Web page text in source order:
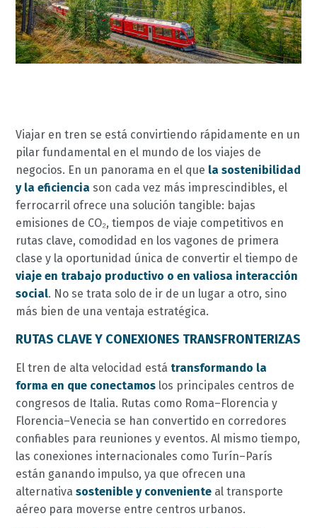
Viajar en tren se está convirtiendo rápidamente en un
pilar fundamental en el mundo de los viajes de
negocios. En un panorama en el que la sostenibilidad
y la eficiencia son cada vez más imprescindibles, el
ferrocarril ofrece una solución tangible: bajas
emisiones de CO₂, tiempos de viaje competitivos en
rutas clave, comodidad en los vagones de primera
clase y la oportunidad única de convertir el tiempo de
viaje en trabajo productivo o en valiosa interacción
social. No se trata solo de ir de un lugar a otro, sino
más bien de una ventaja estratégica.
RUTAS CLAVE Y CONEXIONES TRANSFRONTERIZAS
El tren de alta velocidad está transformando la
forma en que conectamos los principales centros de
congresos de Italia. Rutas como Roma–Florencia y
Florencia–Venecia se han convertido en corredores
confiables para reuniones y eventos. Al mismo tiempo,
las conexiones internacionales como Turín–París
están ganando impulso, ya que ofrecen una
alternativasostenible y conveniente al transporte
aéreo para moverse entre centros urbanos.